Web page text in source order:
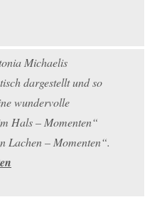
Michaelis
dargestellt und so
wundervolle
Hals – Momenten“
Lachen – Momenten“.